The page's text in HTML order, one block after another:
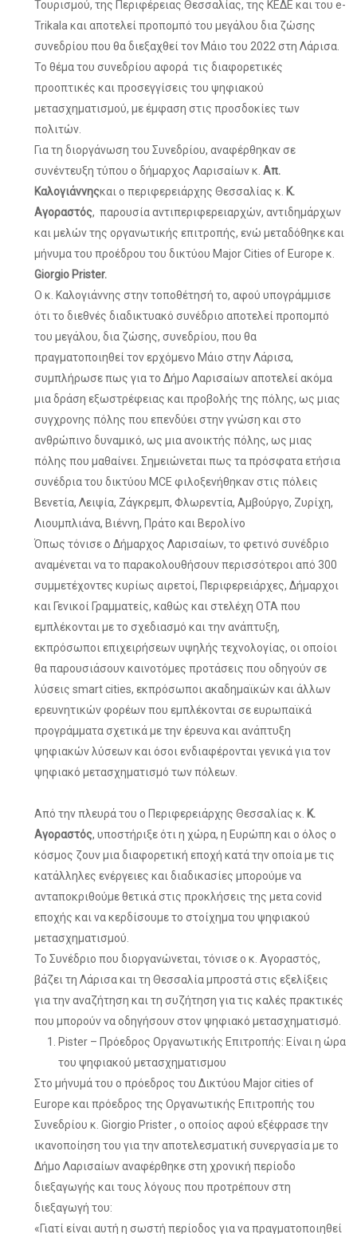
Τουρισμού, της Περιφέρειας Θεσσαλίας, της ΚΕΔΕ και του e-
Trikala και αποτελεί προπομπό του μεγάλου δια ζώσης
συνεδρίου που θα διεξαχθεί τον Μάιο του 2022 στη Λάρισα.
Το θέμα του συνεδρίου αφορά τις διαφορετικές
προοπτικές και προσεγγίσεις του ψηφιακού
μετασχηματισμού, με έμφαση στις προσδοκίες των
πολιτών.
Για τη διοργάνωση του Συνεδρίου, αναφέρθηκαν σε
συνέντευξη τύπου ο δήμαρχος Λαρισαίων κ. Απ.
Καλογιάννηςκαι ο περιφερειάρχης Θεσσαλίας κ. Κ.
Αγοραστός, παρουσία αντιπεριφερειαρχών, αντιδημάρχων
και μελών της οργανωτικής επιτροπής, ενώ μεταδόθηκε και
μήνυμα του προέδρου του δικτύου Major Cities of Europe κ.
Giorgio Prister.
Ο κ. Καλογιάννης στην τοποθέτησή το, αφού υπογράμμισε
ότι το διεθνές διαδικτυακό συνέδριο αποτελεί προπομπό
του μεγάλου, δια ζώσης, συνεδρίου, που θα
πραγματοποιηθεί τον ερχόμενο Μάιο στην Λάρισα,
συμπλήρωσε πως για το Δήμο Λαρισαίων αποτελεί ακόμα
μια δράση εξωστρέφειας και προβολής της πόλης, ως μιας
συγχρονης πόλης που επενδύει στην γνώση και στο
ανθρώπινο δυναμικό, ως μια ανοικτής πόλης, ως μιας
πόλης που μαθαίνει. Σημειώνεται πως τα πρόσφατα ετήσια
συνέδρια του δικτύου MCE φιλοξενήθηκαν στις πόλεις
Βενετία, Λειψία, Ζάγκρεμπ, Φλωρεντία, Αμβούργο, Ζυρίχη,
Λιουμπλιάνα, Βιέννη, Πράτο και Βερολίνο
Όπως τόνισε ο Δήμαρχος Λαρισαίων, το φετινό συνέδριο
αναμένεται να το παρακολουθήσουν περισσότεροι από 300
συμμετέχοντες κυρίως αιρετοί, Περιφερειάρχες, Δήμαρχοι
και Γενικοί Γραμματείς, καθώς και στελέχη ΟΤΑ που
εμπλέκονται με το σχεδιασμό και την ανάπτυξη,
εκπρόσωποι επιχειρήσεων υψηλής τεχνολογίας, οι οποίοι
θα παρουσιάσουν καινοτόμες προτάσεις που οδηγούν σε
λύσεις smart cities, εκπρόσωποι ακαδημαϊκών και άλλων
ερευνητικών φορέων που εμπλέκονται σε ευρωπαϊκά
προγράμματα σχετικά με την έρευνα και ανάπτυξη
ψηφιακών λύσεων και όσοι ενδιαφέρονται γενικά για τον
ψηφιακό μετασχηματισμό των πόλεων.
Από την πλευρά του ο Περιφερειάρχης Θεσσαλίας κ. Κ.
Αγοραστός, υποστήριξε ότι η χώρα, η Ευρώπη και ο όλος ο
κόσμος ζουν μια διαφορετική εποχή κατά την οποία με τις
κατάλληλες ενέργειες και διαδικασίες μπορούμε να
ανταποκριθούμε θετικά στις προκλήσεις της μετα covid
εποχής και να κερδίσουμε το στοίχημα του ψηφιακού
μετασχηματισμού.
Το Συνέδριο που διοργανώνεται, τόνισε ο κ. Αγοραστός,
βάζει τη Λάρισα και τη Θεσσαλία μπροστά στις εξελίξεις
για την αναζήτηση και τη συζήτηση για τις καλές πρακτικές
που μπορούν να οδηγήσουν στον ψηφιακό μετασχηματισμό.
Pister – Πρόεδρος Οργανωτικής Επιτροπής: Είναι η ώρα
του ψηφιακού μετασχηματισμου
Στο μήνυμά του ο πρόεδρος του Δικτύου Major cities of
Europe και πρόεδρος της Οργανωτικής Επιτροπής του
Συνεδρίου κ. Giorgio Prister , ο οποίος αφού εξέφρασε την
ικανοποίηση του για την αποτελεσματική συνεργασία με το
Δήμο Λαρισαίων αναφέρθηκε στη χρονική περίοδο
διεξαγωγής και τους λόγους που προτρέπουν στη
διεξαγωγή του:
«Γιατί είναι αυτή η σωστή περίοδος για να πραγματοποιηθεί